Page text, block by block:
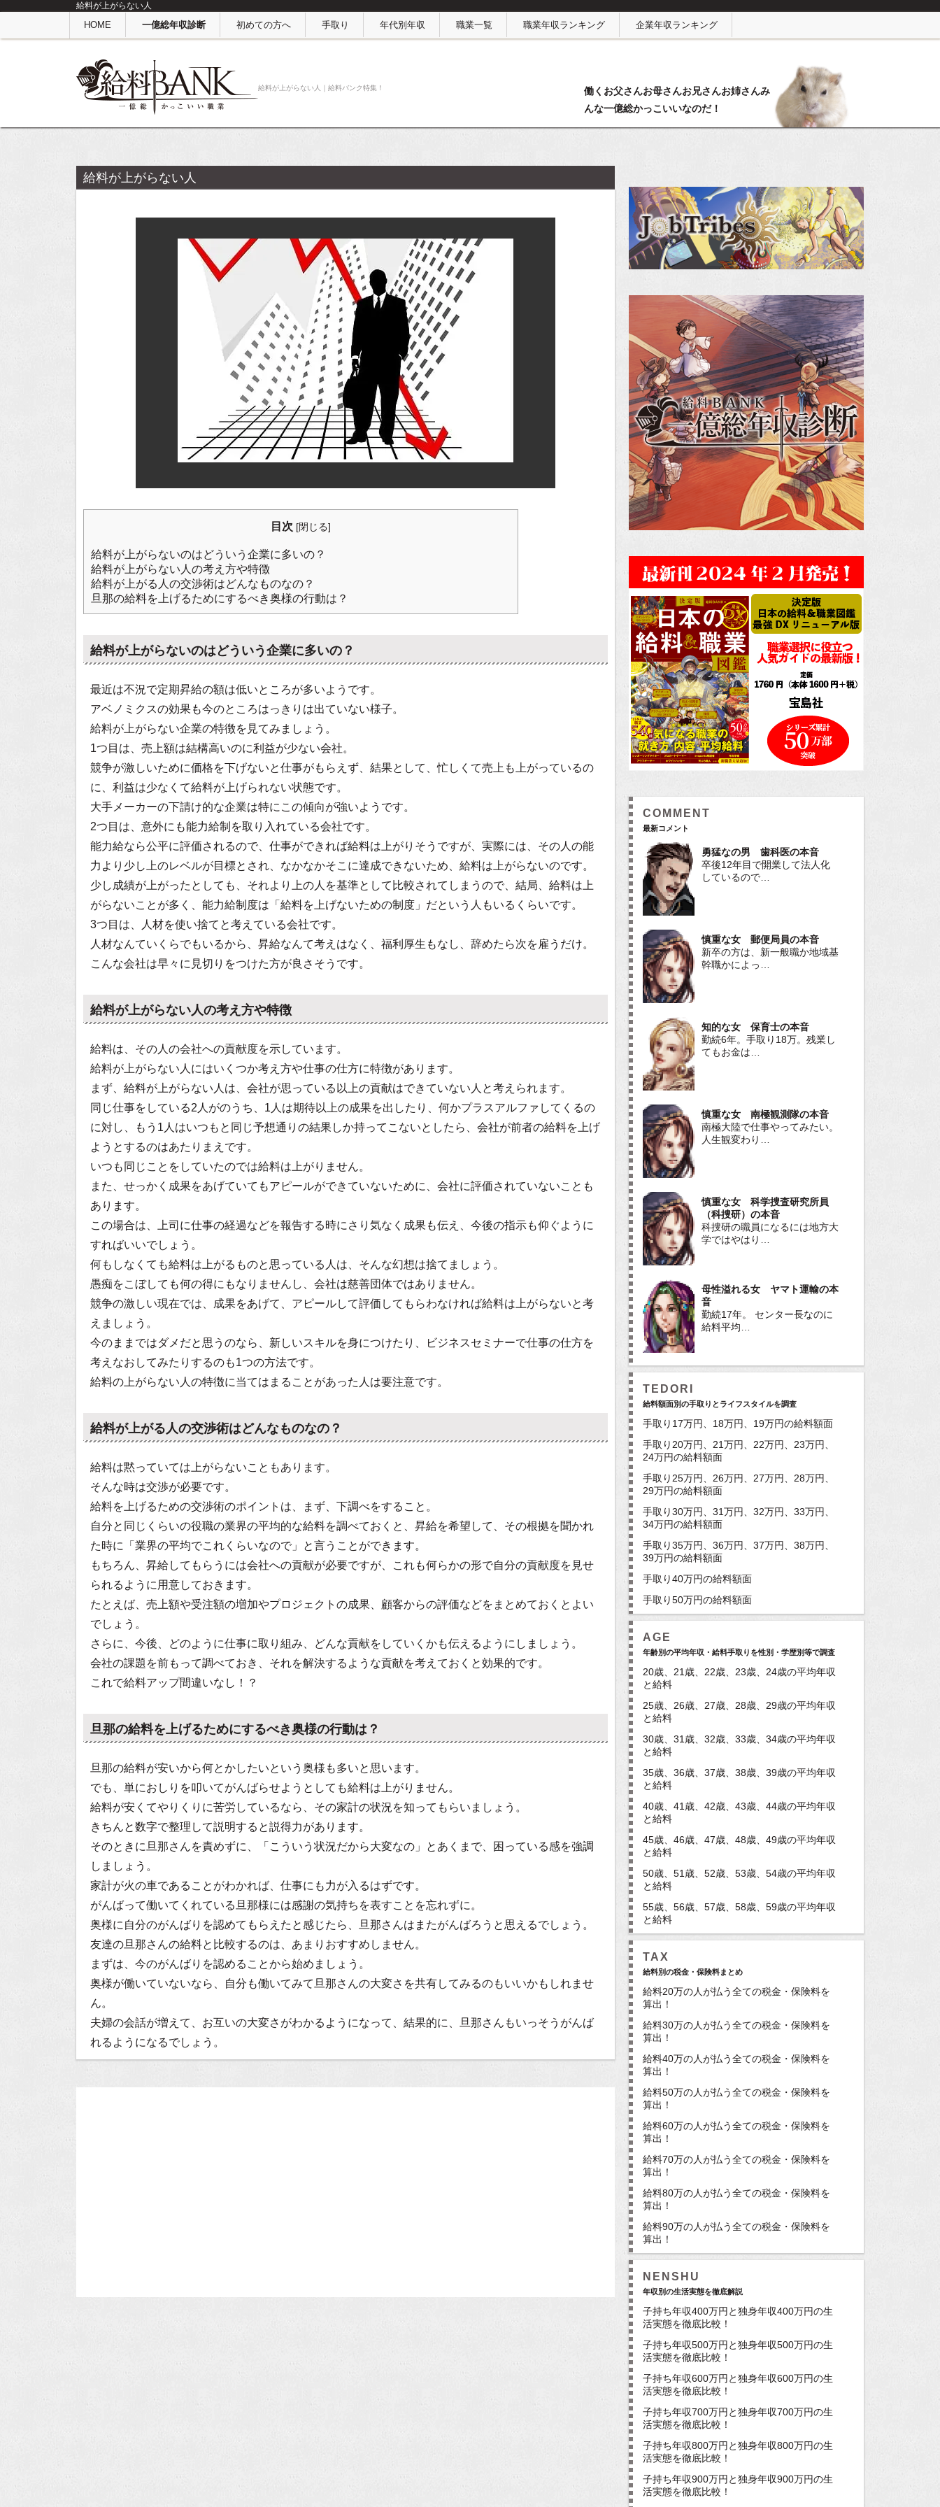
給料が上がらない人
HOME 一億総年収診断 初めての方へ 手取り 年代別年収 職業一覧 職業年収ランキング 企業年収ランキング
給料が上がらない人｜給料バンク特集！
働くお父さんお母さんお兄さんお姉さんみ
んな一億総かっこいいなのだ！
給料が上がらない人
目次 [閉じる]
給料が上がらないのはどういう企業に多いの？
給料が上がらない人の考え方や特徴
給料が上がる人の交渉術はどんなものなの？
旦那の給料を上げるためにするべき奥様の行動は？
給料が上がらないのはどういう企業に多いの？
最近は不況で定期昇給の額は低いところが多いようです。
アベノミクスの効果も今のところはっきりは出ていない様子。
給料が上がらない企業の特徴を見てみましょう。
1つ目は、売上額は結構高いのに利益が少ない会社。
競争が激しいために価格を下げないと仕事がもらえず、結果として、忙しくて売上も上がっているの
に、利益は少なくて給料が上げられない状態です。
大手メーカーの下請け的な企業は特にこの傾向が強いようです。
2つ目は、意外にも能力給制を取り入れている会社です。
能力給なら公平に評価されるので、仕事ができれば給料は上がりそうですが、実際には、その人の能
力より少し上のレベルが目標とされ、なかなかそこに達成できないため、給料は上がらないのです。
少し成績が上がったとしても、それより上の人を基準として比較されてしまうので、結局、給料は上
がらないことが多く、能力給制度は「給料を上げないための制度」だという人もいるくらいです。
3つ目は、人材を使い捨てと考えている会社です。
人材なんていくらでもいるから、昇給なんて考えはなく、福利厚生もなし、辞めたら次を雇うだけ。
こんな会社は早々に見切りをつけた方が良さそうです。
給料が上がらない人の考え方や特徴
給料は、その人の会社への貢献度を示しています。
給料が上がらない人にはいくつか考え方や仕事の仕方に特徴があります。
まず、給料が上がらない人は、会社が思っている以上の貢献はできていない人と考えられます。
同じ仕事をしている2人がのうち、1人は期待以上の成果を出したり、何かプラスアルファしてくるの
に対し、もう1人はいつもと同じ予想通りの結果しか持ってこないとしたら、会社が前者の給料を上げ
ようとするのはあたりまえです。
いつも同じことをしていたのでは給料は上がりません。
また、せっかく成果をあげていてもアピールができていないために、会社に評価されていないことも
あります。
この場合は、上司に仕事の経過などを報告する時にさり気なく成果も伝え、今後の指示も仰ぐように
すればいいでしょう。
何もしなくても給料は上がるものと思っている人は、そんな幻想は捨てましょう。
愚痴をこぼしても何の得にもなりませんし、会社は慈善団体ではありません。
競争の激しい現在では、成果をあげて、アピールして評価してもらわなければ給料は上がらないと考
えましょう。
今のままではダメだと思うのなら、新しいスキルを身につけたり、ビジネスセミナーで仕事の仕方を
考えなおしてみたりするのも1つの方法です。
給料の上がらない人の特徴に当てはまることがあった人は要注意です。
給料が上がる人の交渉術はどんなものなの？
給料は黙っていては上がらないこともあります。
そんな時は交渉が必要です。
給料を上げるための交渉術のポイントは、まず、下調べをすること。
自分と同じくらいの役職の業界の平均的な給料を調べておくと、昇給を希望して、その根拠を聞かれ
た時に「業界の平均でこれくらいなので」と言うことができます。
もちろん、昇給してもらうには会社への貢献が必要ですが、これも何らかの形で自分の貢献度を見せ
られるように用意しておきます。
たとえば、売上額や受注額の増加やプロジェクトの成果、顧客からの評価などをまとめておくとよい
でしょう。
さらに、今後、どのように仕事に取り組み、どんな貢献をしていくかも伝えるようにしましょう。
会社の課題を前もって調べておき、それを解決するような貢献を考えておくと効果的です。
これで給料アップ間違いなし！？
旦那の給料を上げるためにするべき奥様の行動は？
旦那の給料が安いから何とかしたいという奥様も多いと思います。
でも、単におしりを叩いてがんばらせようとしても給料は上がりません。
給料が安くてやりくりに苦労しているなら、その家計の状況を知ってもらいましょう。
きちんと数字で整理して説明すると説得力があります。
そのときに旦那さんを責めずに、「こういう状況だから大変なの」とあくまで、困っている感を強調
しましょう。
家計が火の車であることがわかれば、仕事にも力が入るはずです。
がんばって働いてくれている旦那様には感謝の気持ちを表すことを忘れずに。
奥様に自分のがんばりを認めてもらえたと感じたら、旦那さんはまたがんばろうと思えるでしょう。
友達の旦那さんの給料と比較するのは、あまりおすすめしません。
まずは、今のがんばりを認めることから始めましょう。
奥様が働いていないなら、自分も働いてみて旦那さんの大変さを共有してみるのもいいかもしれませ
ん。
夫婦の会話が増えて、お互いの大変さがわかるようになって、結果的に、旦那さんもいっそうがんば
れるようになるでしょう。
COMMENT
最新コメント
勇猛なの男 歯科医の本音
卒後12年目で開業して法人化
しているので…
慎重な女 郵便局員の本音
新卒の方は、新一般職か地域基
幹職かによっ…
知的な女 保育士の本音
勤続6年。手取り18万。残業し
てもお金は…
慎重な女 南極観測隊の本音
南極大陸で仕事やってみたい。
人生観変わり…
慎重な女 科学捜査研究所員
（科捜研）の本音
科捜研の職員になるには地方大
学ではやはり…
母性溢れる女 ヤマト運輸の本
音
勤続17年。 センター長なのに
給料平均…
TEDORI
給料額面別の手取りとライフスタイルを調査
手取り17万円、18万円、19万円の給料額面
手取り20万円、21万円、22万円、23万円、
24万円の給料額面
手取り25万円、26万円、27万円、28万円、
29万円の給料額面
手取り30万円、31万円、32万円、33万円、
34万円の給料額面
手取り35万円、36万円、37万円、38万円、
39万円の給料額面
手取り40万円の給料額面
手取り50万円の給料額面
AGE
年齢別の平均年収・給料手取りを性別・学歴別等で調査
20歳、21歳、22歳、23歳、24歳の平均年収
と給料
25歳、26歳、27歳、28歳、29歳の平均年収
と給料
30歳、31歳、32歳、33歳、34歳の平均年収
と給料
35歳、36歳、37歳、38歳、39歳の平均年収
と給料
40歳、41歳、42歳、43歳、44歳の平均年収
と給料
45歳、46歳、47歳、48歳、49歳の平均年収
と給料
50歳、51歳、52歳、53歳、54歳の平均年収
と給料
55歳、56歳、57歳、58歳、59歳の平均年収
と給料
TAX
給料別の税金・保険料まとめ
給料20万の人が払う全ての税金・保険料を
算出！
給料30万の人が払う全ての税金・保険料を
算出！
給料40万の人が払う全ての税金・保険料を
算出！
給料50万の人が払う全ての税金・保険料を
算出！
給料60万の人が払う全ての税金・保険料を
算出！
給料70万の人が払う全ての税金・保険料を
算出！
給料80万の人が払う全ての税金・保険料を
算出！
給料90万の人が払う全ての税金・保険料を
算出！
NENSHU
年収別の生活実態を徹底解説
子持ち年収400万円と独身年収400万円の生
活実態を徹底比較！
子持ち年収500万円と独身年収500万円の生
活実態を徹底比較！
子持ち年収600万円と独身年収600万円の生
活実態を徹底比較！
子持ち年収700万円と独身年収700万円の生
活実態を徹底比較！
子持ち年収800万円と独身年収800万円の生
活実態を徹底比較！
子持ち年収900万円と独身年収900万円の生
活実態を徹底比較！